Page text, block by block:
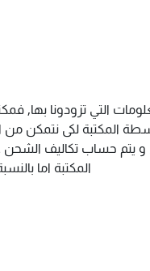
التي تزودونا بها,
المكتبة لكى نتمكن من
و يتم حساب تكاليف
المكتبة اما